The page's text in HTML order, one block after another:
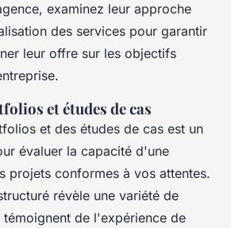
examinez leur approche
des services pour garantir
leur offre sur les objectifs
et études de cas
et des études de cas est un
évaluer la capacité d'une
projets conformes à vos attentes.
révèle une variété de
de l'expérience de